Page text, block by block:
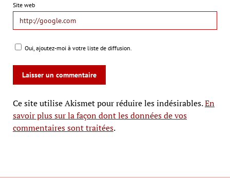
Site web
Oui, ajoutez-moi à votre liste de diffusion.
Ce site utilise Akismet pour réduire les indésirables.En
savoir plus sur la façon dont les données de vos
commentaires sont traitées.